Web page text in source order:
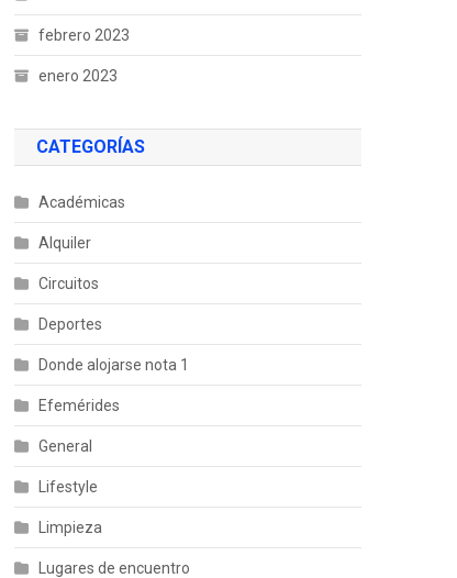
febrero 2023
enero 2023
CATEGORÍAS
Académicas
Alquiler
Circuitos
Deportes
Donde alojarse nota 1
Efemérides
General
Lifestyle
Limpieza
Lugares de encuentro